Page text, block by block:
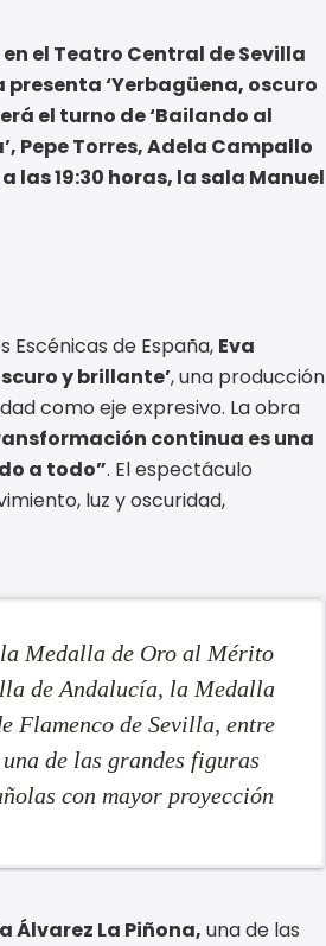
el Teatro Central de Sevilla
‘Yerbagüena, oscuro
el turno de ‘Bailando al
Pepe Torres, Adela Campallo
las 19:30 horas, la sala Manuel
Escénicas de España, Eva
y brillante’, una producción
como eje expresivo. La obra
continua es una
a todo”. El espectáculo
luz y oscuridad,
Medalla de Oro al Mérito
de Andalucía, la Medalla
Flamenco de Sevilla, entre
de las grandes figuras
con mayor proyección
Álvarez La Piñona, una de las